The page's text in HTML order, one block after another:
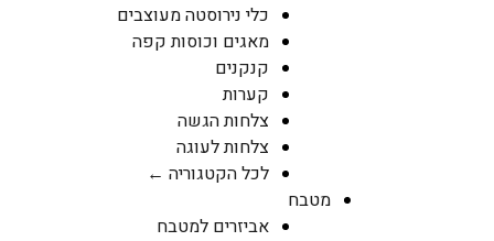
כלי נירוסטה מעוצבים
מאגים וכוסות קפה
קנקנים
קערות
צלחות הגשה
צלחות לעוגה
לכל הקטגוריה ←
מטבח
אביזרים למטבח